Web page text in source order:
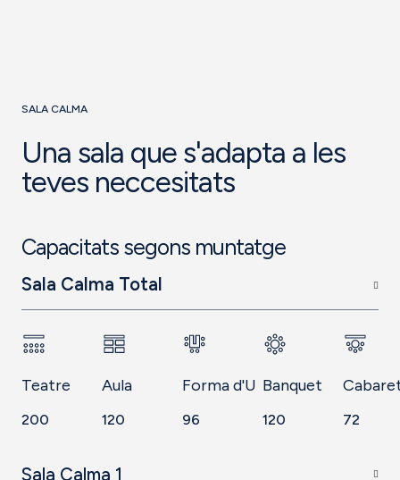
SALA CALMA
Una sala que s'adapta a les
teves neccesitats
Capacitats segons muntatge
Sala Calma Total
Teatre
200
Aula
120
Forma d'U
96
Banquet
120 72
Sala Calma 1